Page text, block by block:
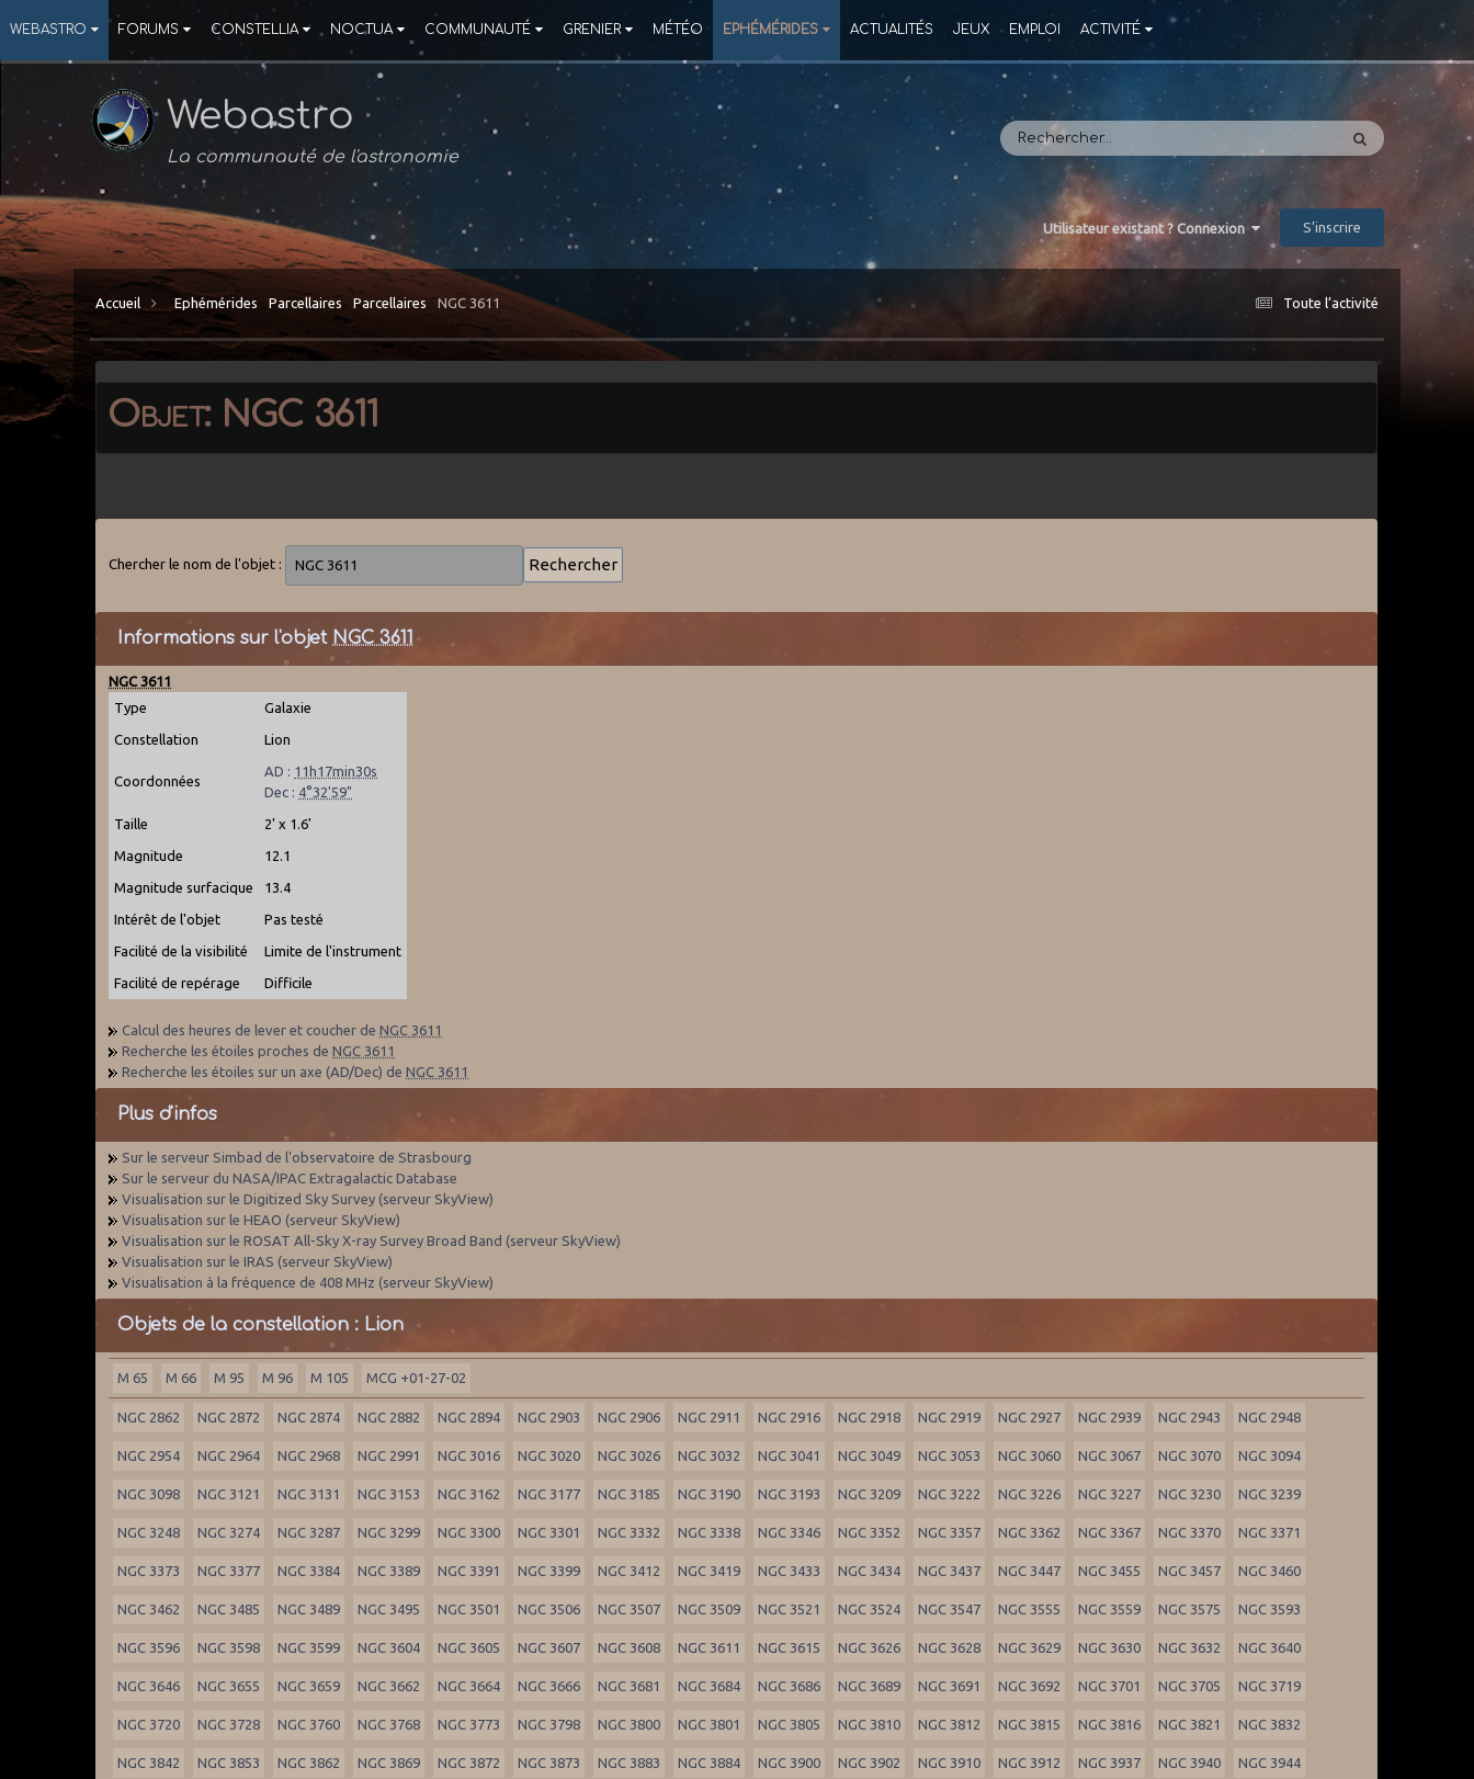
WEBASTRO FORUMS CONSTELLIA NOCTUA COMMUNAUTÉ GRENIER MÉTÉO EPHÉMÉRIDES ACTUALITÉS JEUX EMPLOI ACTIVITÉ
Webastro
La communauté de l'astronomie
Utilisateur existant ? Connexion S’inscrire
Toute l’activité
Accueil Ephémérides Parcellaires Parcellaires NGC 3611
Objet: NGC 3611
Chercher le nom de l'objet :
Informations sur l'objet NGC 3611
NGC 3611
Type
Galaxie
Constellation Lion
Coordonnées
AD : 11h17min30s
Dec : 4°32'59"
Taille 2' x 1.6'
Magnitude 12.1
Magnitude surfacique 13.4
Intérêt de l'objet Pas testé
Facilité de la visibilité Limite de l'instrument
Facilité de repérage Difficile
Calcul des heures de lever et coucher deNGC 3611
Recherche les étoiles proches deNGC 3611
Recherche les étoiles sur un axe (AD/Dec) deNGC 3611
Plus d'infos
Sur le serveur Simbad de l'observatoire de Strasbourg
Sur le serveur du NASA/IPAC Extragalactic Database
Visualisation sur le Digitized Sky Survey (serveur SkyView)
Visualisation sur le HEAO (serveur SkyView)
Visualisation sur le ROSAT All-Sky X-ray Survey Broad Band (serveur SkyView)
Visualisation sur le IRAS (serveur SkyView)
Visualisation à la fréquence de 408 MHz (serveur SkyView)
Objets de la constellation : Lion
M 65 M 66 M 95 M 96 M 105 MCG +01-27-02
NGC 2862 NGC 2872 NGC 2874 NGC 2882 NGC 2894 NGC 2903 NGC 2906 NGC 2911 NGC 2916 NGC 2918 NGC 2919 NGC 2927 NGC 2939 NGC 2943 NGC 2948
NGC 2954 NGC 2964 NGC 2968 NGC 2991 NGC 3016 NGC 3020 NGC 3026 NGC 3032 NGC 3041 NGC 3049 NGC 3053 NGC 3060 NGC 3067 NGC 3070 NGC 3094
NGC 3098 NGC 3121 NGC 3131 NGC 3153 NGC 3162 NGC 3177 NGC 3185 NGC 3190 NGC 3193 NGC 3209 NGC 3222 NGC 3226 NGC 3227 NGC 3230 NGC 3239
NGC 3248 NGC 3274 NGC 3287 NGC 3299 NGC 3300 NGC 3301 NGC 3332 NGC 3338 NGC 3346 NGC 3352 NGC 3357 NGC 3362 NGC 3367 NGC 3370 NGC 3371
NGC 3373 NGC 3377 NGC 3384 NGC 3389 NGC 3391 NGC 3399 NGC 3412 NGC 3419 NGC 3433 NGC 3434 NGC 3437 NGC 3447 NGC 3455 NGC 3457 NGC 3460
NGC 3462 NGC 3485 NGC 3489 NGC 3495 NGC 3501 NGC 3506 NGC 3507 NGC 3509 NGC 3521 NGC 3524 NGC 3547 NGC 3555 NGC 3559 NGC 3575 NGC 3593
NGC 3596 NGC 3598 NGC 3599 NGC 3604 NGC 3605 NGC 3607 NGC 3608 NGC 3611 NGC 3615 NGC 3626 NGC 3628 NGC 3629 NGC 3630 NGC 3632 NGC 3640
NGC 3646 NGC 3655 NGC 3659 NGC 3662 NGC 3664 NGC 3666 NGC 3681 NGC 3684 NGC 3686 NGC 3689 NGC 3691 NGC 3692 NGC 3701 NGC 3705 NGC 3719
NGC 3720 NGC 3728 NGC 3760 NGC 3768 NGC 3773 NGC 3798 NGC 3800 NGC 3801 NGC 3805 NGC 3810 NGC 3812 NGC 3815 NGC 3816 NGC 3821 NGC 3832
NGC 3842 NGC 3853 NGC 3862 NGC 3869 NGC 3872 NGC 3873 NGC 3883 NGC 3884 NGC 3900 NGC 3902 NGC 3910 NGC 3912 NGC 3937 NGC 3940 NGC 3944